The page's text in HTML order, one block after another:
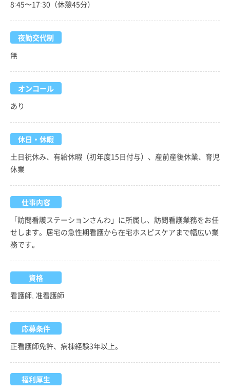
8:45〜17:30（休憩45分）
夜勤交代制
無
オンコール
あり
休日・休暇
土日祝休み、有給休暇（初年度15日付与）、産前産後休業、育児
休業
仕事内容
「訪問看護ステーションさんわ」に所属し、訪問看護業務をお任
せします。居宅の急性期看護から在宅ホスピスケアまで幅広い業
務です。
資格
看護師, 准看護師
応募条件
正看護師免許、病棟経験3年以上。
福利厚生